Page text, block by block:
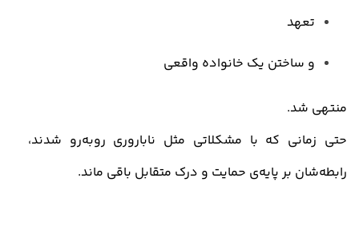
تعهد
و ساختن یک خانواده واقعی
منتهی شد.
حتی زمانی که با مشکلاتی مثل ناباروری روبه‌رو شدند،
رابطه‌شان بر پایه‌ی حمایت و درک متقابل باقی ماند.